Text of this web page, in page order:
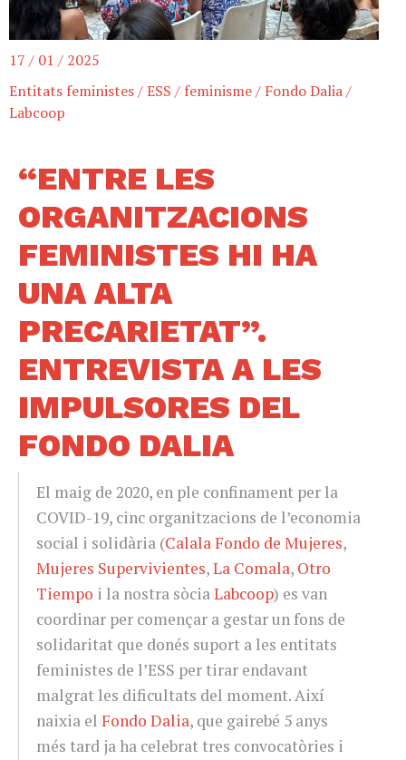
17 / 01 / 2025
Entitats feministes/ESS / feminisme/ Fondo Dalia/
Labcoop
“ENTRE LES
ORGANITZACIONS
FEMINISTES HI HA
UNA ALTA
PRECARIETAT”.
ENTREVISTA A LES
IMPULSORES DEL
FONDO DALIA
El maig de 2020, en ple confinament per la
COVID-19, cinc organitzacions de l’economia
social i solidària (Calala Fondo de Mujeres,
Mujeres Supervivientes,La Comala, Otro
Tiempo i la nostra sòciaLabcoop) es van
coordinar per començar a gestar un fons de
solidaritat que donés suport a les entitats
feministes de l’ESS per tirar endavant
malgrat les dificultats del moment. Així
naixia el Fondo Dalia, que gairebé 5 anys
més tard ja ha celebrat tres convocatòries i